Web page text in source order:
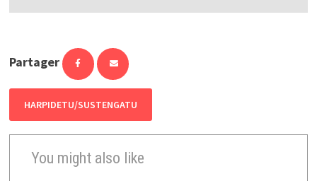
Partager
HARPIDETU/SUSTENGATU
You might also like